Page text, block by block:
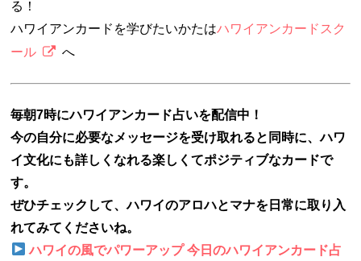
る！
ハワイアンカードを学びたいかたはハワイアンカードスク
ール
へ
毎朝7時にハワイアンカード占いを配信中！
今の自分に必要なメッセージを受け取れると同時に、ハワ
イ文化にも詳しくなれる楽しくてポジティブなカードで
す。
ぜひチェックして、ハワイのアロハとマナを日常に取り入
れてみてくださいね。
ハワイの風でパワーアップ 今日のハワイアンカード占